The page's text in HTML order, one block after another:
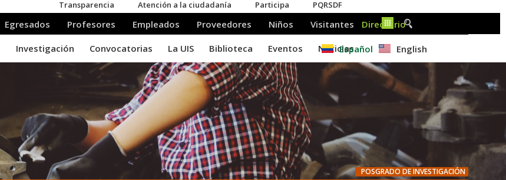
Español English
POSGRADO DE INVESTIGACIÓN